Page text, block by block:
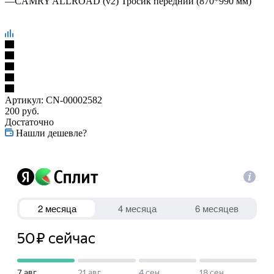
Артикул: CN-00002582
200 руб.
Достаточно
Нашли дешевле?